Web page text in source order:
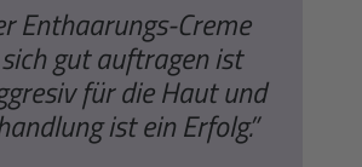
Enthaarungs-Creme
gut auftragen ist
für die Haut und
ist ein Erfolg.”